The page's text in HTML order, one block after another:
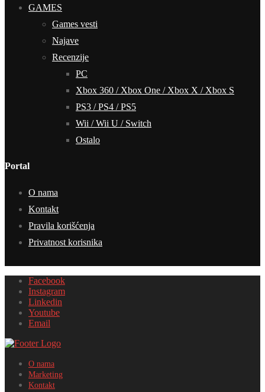
GAMES
Games vesti
Najave
Recenzije
PC
Xbox 360 / Xbox One / Xbox X / Xbox S
PS3 / PS4 / PS5
Wii / Wii U / Switch
Ostalo
Portal
O nama
Kontakt
Pravila korišćenja
Privatnost korisnika
Facebook
Instagram
Linkedin
Youtube
Email
O nama
Marketing
Kontakt